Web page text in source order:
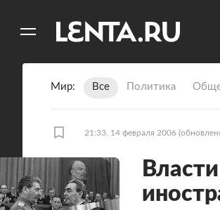
Мир Все Политика
21:33, 14 февраля 2006